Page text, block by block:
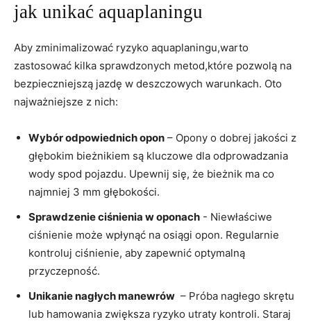
jak unikać aquaplaningu
Aby zminimalizować ryzyko aquaplaningu,warto
zastosować kilka ⁤sprawdzonych metod,które pozwolą na
bezpieczniejszą jazdę w ​deszczowych warunkach. Oto
najważniejsze⁤ z nich:
Wybór odpowiednich​ opon – Opony o ⁣dobrej jakości ⁢z
głębokim‌ bieżnikiem są kluczowe‌ dla odprowadzania
wody spod ⁤pojazdu. Upewnij się, że bieżnik ma co
najmniej 3 mm ‍głębokości.
Sprawdzenie ciśnienia w ⁣oponach ‌- Niewłaściwe‍
ciśnienie może wpłynąć na ⁣osiągi opon. Regularnie
kontroluj ⁣ciśnienie, aby zapewnić optymalną
przyczepność.
Unikanie nagłych manewrów ‍ – Próba nagłego skrętu
lub⁤ hamowania zwiększa ​ryzyko utraty ⁤kontroli. Staraj